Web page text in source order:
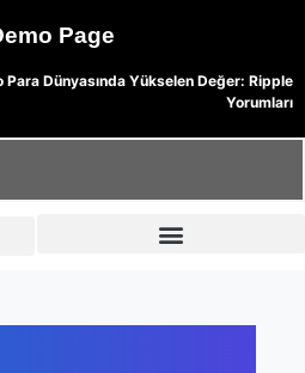
Page
Para Dünyasında Yükselen Değer: Ripple
Yorumları